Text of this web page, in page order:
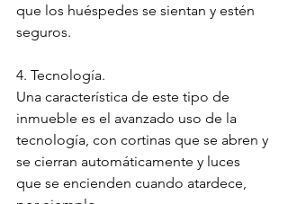
que los huéspedes se sientan y estén
seguros.
4. Tecnología.
Una característica de este tipo de
inmueble es el avanzado uso de la
tecnología, con cortinas que se abren y
se cierran automáticamente y luces
que se encienden cuando atardece,